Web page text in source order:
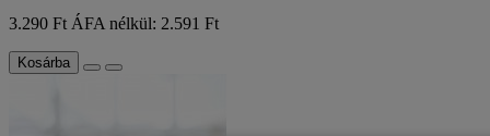
3.290 Ft ÁFA nélkül: 2.591 Ft
Kosárba